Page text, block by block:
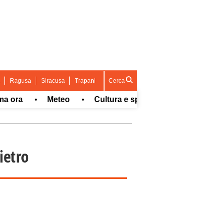
Ragusa Siracusa Trapani Cerca
• Meteo • Cultura e spettacolo